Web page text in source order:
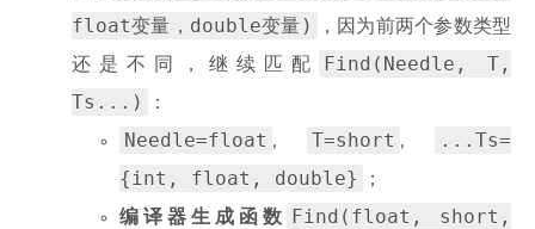
float变量，double变量)
，因为前两个参数类型
还是不同，继续匹配
Find(Needle, T,
Ts...)
：
Needle=float , T=short ,
...Ts=
{int, float, double}
；
编译器生成函数 Find(float, short,